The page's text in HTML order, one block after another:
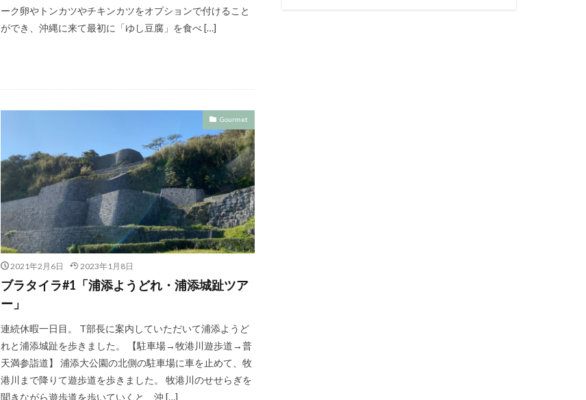
ーク卵やトンカツやチキンカツをオプションで付けること
ができ、沖縄に来て最初に「ゆし豆腐」を食べ […]
Gourmet
2021年2月6日 2023年1月8日
ブラタイラ#1「浦添ようどれ・浦添城趾ツア
ー」
連続休暇一日目。 T部長に案内していただいて浦添ようど
れと浦添城趾を歩きました。 【駐車場→牧港川遊歩道→普
天満参詣道】 浦添大公園の北側の駐車場に車を止めて、牧
港川まで降りて遊歩道を歩きました。 牧港川のせせらぎを
聞きながら遊歩道を歩いていくと、沖 […]